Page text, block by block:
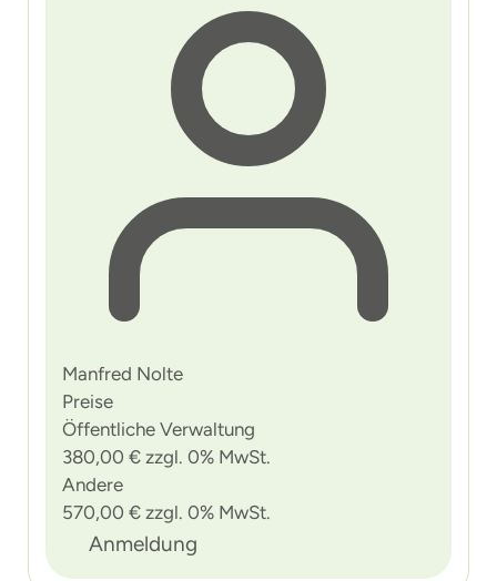
Manfred Nolte
Preise
Öffentliche Verwaltung
380,00 € zzgl. 0% MwSt.
Andere
570,00 € zzgl. 0% MwSt.
Anmeldung